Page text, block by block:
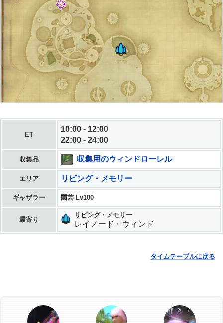
ET
10:00 - 12:00
22:00 - 24:00
収集品 収集用のウィンドローレル
エリア リビング・メモリー
ギャザラー 園芸 Lv100
最寄り
リビング・メモリー
レイノード・ウィンド
タイムテーブルに戻る